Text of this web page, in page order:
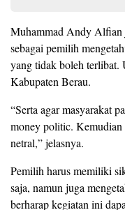
Muhammad Andy Alfian
sebagai pemilih
yang tidak boleh terlibat.
Kabupaten Berau.
“Serta agar masyarakat
money politic.
netral,” jelasnya.
Pemilih harus memiliki
saja, namun juga
berharap kegiatan ini